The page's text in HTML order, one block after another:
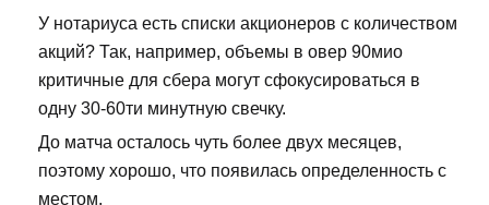
У нотариуса есть списки акционеров с количеством
акций? Так, например, объемы в овер 90мио
критичные для сбера могут сфокусироваться в
одну 30-60ти минутную свечку.
До матча осталось чуть более двух месяцев,
поэтому хорошо, что появилась определенность с
местом.